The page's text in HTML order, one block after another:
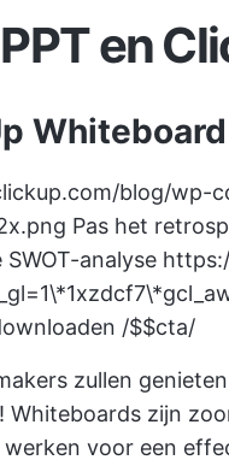
en
blog/wp-
Pas het
analyse
/$$cta/
zullen
! Whiteboards zijn
voor een